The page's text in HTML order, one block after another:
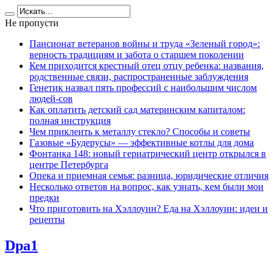
Не пропусти
Пансионат ветеранов войны и труда «Зеленый город»:
верность традициям и забота о старшем поколении
Кем приходится крестный отец отцу ребенка: названия,
родственные связи, распространенные заблуждения
Генетик назвал пять профессий с наибольшим числом
людей-сов
Как оплатить детский сад материнским капиталом:
полная инструкция
Чем приклеить к металлу стекло? Способы и советы
Газовые «Будерусы» — эффективные котлы для дома
Фонтанка 148: новый гериатрический центр открылся в
центре Петербурга
Опека и приемная семья: разница, юридические отличия
Несколько ответов на вопрос, как узнать, кем были мои
предки
Что приготовить на Хэллоуин? Еда на Хэллоуин: идеи и
рецепты
Dpa1